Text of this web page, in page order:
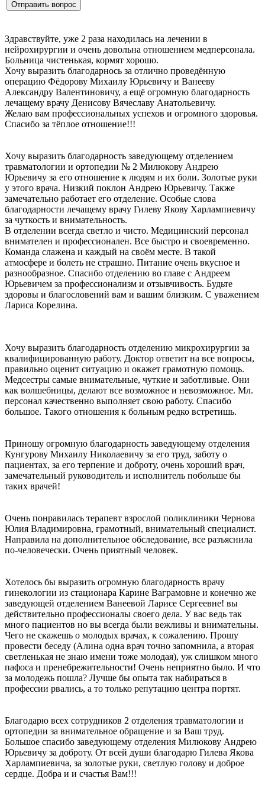
Здравствуйте, уже 2 раза находилась на лечении в
нейрохирургии и очень довольна отношением медперсонала.
Больница чистенькая, кормят хорошо.
Хочу выразить благодарнось за отлично проведëнную
операцию Фëдорову Михаилу Юрьевичу и Ванееву
Александру Валентиновичу, а ещё огромную благодарность
лечащему врачу Денисову Вячеславу Анатольевичу.
Желаю вам профессиональных успехов и огромного здоровья.
Спасибо за тëплое отношение!!!
Хочу выразить благодарность заведующему отделением
травматологии и ортопедии № 2 Милюкову Андрею
Юрьевичу за его отношение к людям и их боли. Золотые руки
у этого врача. Низкий поклон Андрею Юрьевичу. Также
замечательно работает его отделение. Особые слова
благодарности лечащему врачу Гилеву Якову Харлампиевичу
за чуткость и внимательность.
В отделении всегда светло и чисто. Медицинский персонал
внимателен и профессионален. Все быстро и своевременно.
Команда слажена и каждый на своём месте. В такой
атмосфере и болеть не страшно. Питание очень вкусное и
разнообразное. Спасибо отделению во главе с Андреем
Юрьевичем за профессионализм и отзывчивость. Будьте
здоровы и благословений вам и вашим близким. С уважением
Лариса Корелина.
Хочу выразить благодарность отделению микрохирургии за
квалифицированную работу. Доктор ответит на все вопросы,
правильно оценит ситуацию и окажет грамотную помощь.
Медсестры самые внимательные, чуткие и заботливые. Они
как волшебницы, делают все возможное и невозможное. Мл.
персонал качественно выполняет свою работу. Спасибо
большое. Такого отношения к больным редко встретишь.
Приношу огромную благодарность заведующему отделения
Кунгурову Михаилу Николаевичу за его труд, заботу о
пациентах, за его терпение и доброту, очень хороший врач,
замечательный руководитель и исполнитель побольше бы
таких врачей!
Очень понравилась терапевт взрослой поликлиники Чернова
Юлия Владимировна, грамотный, внимательный специалист.
Направила на дополнительное обследование, все разъяснила
по-человечески. Очень приятный человек.
Хотелось бы выразить огромную благодарность врачу
гинекологии из стационара Карине Ваграмовне и конечно же
заведующей отделением Ванеевой Ларисе Сергеевне! вы
действительно профессионалы своего дела. У вас ведь так
много пациентов но вы всегда были вежливы и внимательны.
Чего не скажешь о молодых врачах, к сожалению. Прошу
провести беседу (Алина одна врач точно запомнила, а вторая
светленькая не знаю имени тоже молодая), уж слишком много
пафоса и пренебрежительности! Очень неприятно было. И что
за молодежь пошла? Лучше бы опыта так набираться в
профессии рвались, а то только репутацию центра портят.
Благодарю всех сотрудников 2 отделения травматологии и
ортопедии за внимательное обращение и за Ваш труд.
Большое спасибо заведующему отделения Милюкову Андрею
Юрьевичу за доброту. От всей души благодарю Гилева Якова
Харлампиевича, за золотые руки, светлую голову и доброе
сердце. Добра и и счастья Вам!!!